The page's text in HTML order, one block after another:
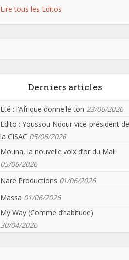
Lire tous les Editos
Derniers articles
Eté : l’Afrique donne le ton 23/06/2026
Edito : Youssou Ndour vice-président de
la CISAC 05/06/2026
Mouna, la nouvelle voix d’or du Mali
05/06/2026
Nare Productions 01/06/2026
Massa 01/06/2026
My Way (Comme d’habitude)
30/04/2026